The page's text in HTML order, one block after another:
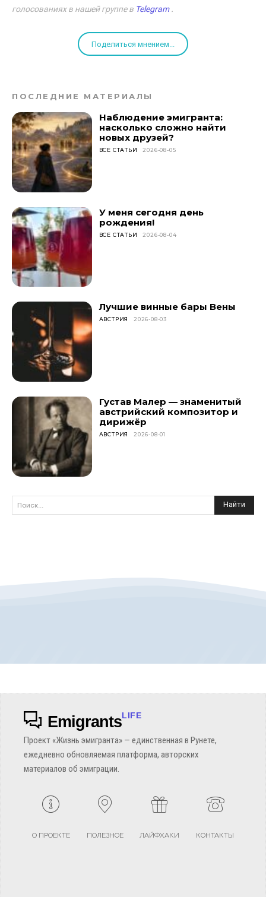
голосованиях в нашей группе в Telegram.
Поделиться мнением...
ПОСЛЕДНИЕ МАТЕРИАЛЫ
Наблюдение эмигранта:
насколько сложно найти
новых друзей?
ВСЕ СТАТЬИ 2026-08-05
У меня сегодня день
рождения!
ВСЕ СТАТЬИ 2026-08-04
Лучшие винные бары Вены
АВСТРИЯ 2026-08-03
Густав Малер — знаменитый
австрийский композитор и
дирижёр
АВСТРИЯ 2026-08-01
Поиск... Найти
EmigrantsLIFE
Проект «Жизнь эмигранта» — единственная в Рунете,
ежедневно обновляемая платформа, авторских
материалов об эмиграции.
О ПРОЕКТЕ ПОЛЕЗНОЕ ЛАЙФХАКИ КОНТАКТЫ